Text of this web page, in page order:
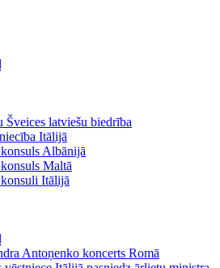
Šveices latviešu biedrība
Itālijā
Albānijā
Maltā
Itālijā
Antoņenko koncerts Romā